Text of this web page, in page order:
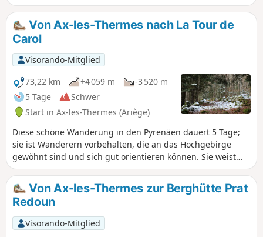
oder einem GPS-Gerät ist zu Beginn und an den zahlreichen
Abzweigungen sehr hilfreich. Bei Bedarf ist es durchaus
möglich, die Strecke zu verkürzen: siehe praktische
Informationen.
Von Ax-les-Thermes nach La Tour de
Carol
Visorando-Mitglied
73,22 km
+4 059 m
-3 520 m
5 Tage
Schwer
Start in Ax-les-Thermes (Ariège)
Diese schöne Wanderung in den Pyrenäen dauert 5 Tage;
sie ist Wanderern vorbehalten, die an das Hochgebirge
gewöhnt sind und sich gut orientieren können. Sie weist
keine größeren Schwierigkeiten auf, alles ist „auf
Kuhpfaden“ zu bewältigen, aber man muss sich im
Hochgebirge sicher fühlen. Das Prinzip dieser Wanderung
besteht darin, von einem Bahnhof zu einem anderen zu
gelangen und so eine Rundwanderung zu absolvieren,
ohne auf ein Fahrzeug angewiesen zu sein.
Von Ax-les-Thermes zur Berghütte Prat
Redoun
Visorando-Mitglied